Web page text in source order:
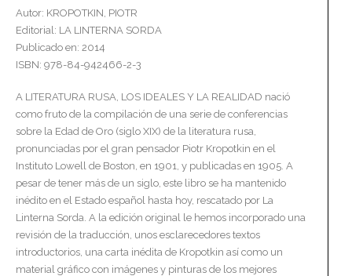
Autor: KROPOTKIN, PIOTR
Editorial: LA LINTERNA SORDA
Publicado en: 2014
ISBN: 978-84-942466-2-3
A LITERATURA RUSA, LOS IDEALES Y LA REALIDAD nació
como fruto de la compilación de una serie de conferencias
sobre la Edad de Oro (siglo XIX) de la literatura rusa,
pronunciadas por el gran pensador Piotr Kropotkin en el
Instituto Lowell de Boston, en 1901, y publicadas en 1905. A
pesar de tener más de un siglo, este libro se ha mantenido
inédito en el Estado español hasta hoy, rescatado por La
Linterna Sorda. A la edición original le hemos incorporado una
revisión de la traducción, unos esclarecedores textos
introductorios, una carta inédita de Kropotkin así como un
material gráfico con imágenes y pinturas de los mejores